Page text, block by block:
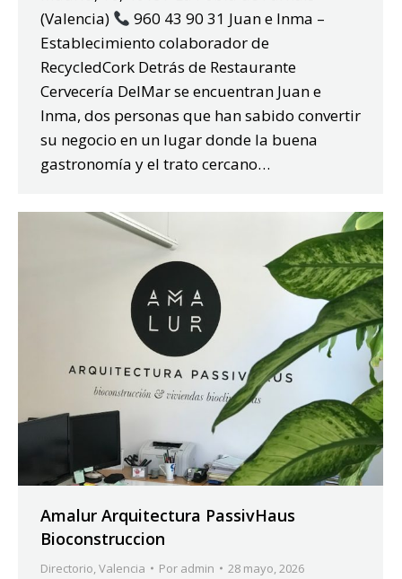
(Valencia)
960 43 90 31 Juan e Inma –
Establecimiento colaborador de
RecycledCork Detrás de Restaurante
Cervecería DelMar se encuentran Juan e
Inma, dos personas que han sabido convertir
su negocio en un lugar donde la buena
gastronomía y el trato cercano…
Amalur Arquitectura PassivHaus
Bioconstruccion
Directorio,Valencia Por admin 28 mayo, 2026